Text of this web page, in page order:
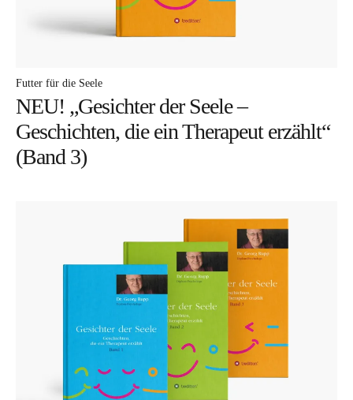
Autor
Futter für die Seele
NEU! „Gesichter der Seele –
Geschichten, die ein Therapeut erzählt“
(Band 3)